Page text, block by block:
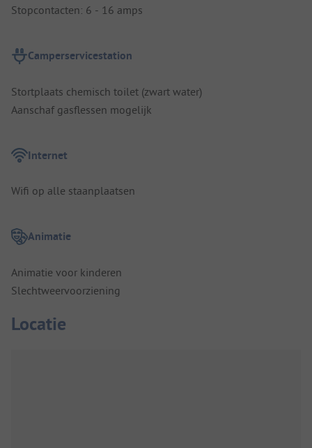
Stopcontacten: 6 - 16 amps
Camperservicestation
Stortplaats chemisch toilet (zwart water)
Aanschaf gasflessen mogelijk
Internet
Wifi op alle staanplaatsen
Animatie
Animatie voor kinderen
Slechtweervoorziening
Locatie